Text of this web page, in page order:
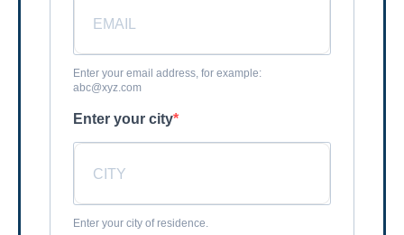
Enter your email address, for example:
abc@xyz.com
Enter your city
Enter your city of residence.